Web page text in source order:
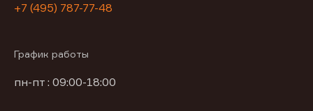
+7 (495) 787-77-48
График работы
пн-пт : 09:00-18:00